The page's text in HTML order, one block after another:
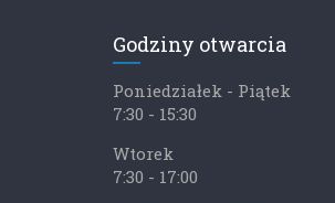
Godziny otwarcia
Poniedziałek - Piątek
7:30 - 15:30
Wtorek
7:30 - 17:00